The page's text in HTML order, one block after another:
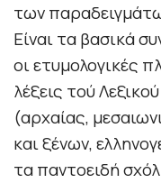
των
Είναι τα βασικά
οι ετυμολογικές
λέξεις τού
(αρχαίας,
και ξένων,
τα παντοειδή